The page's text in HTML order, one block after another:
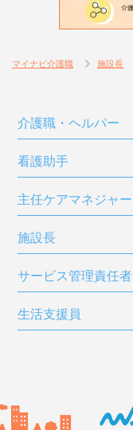
マイナビ介護職 施設長
介護職・ヘルパー
看護助手
主任ケアマネジャー
施設長
サービス管理責任者
生活支援員